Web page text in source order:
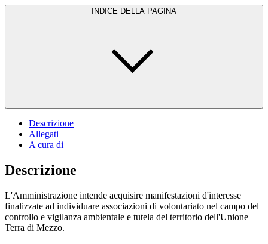
INDICE DELLA PAGINA
Descrizione
Allegati
A cura di
Descrizione
L'Amministrazione intende acquisire manifestazioni d'interesse
finalizzate ad individuare associazioni di volontariato nel campo del
controllo e vigilanza ambientale e tutela del territorio dell'Unione
Terra di Mezzo.